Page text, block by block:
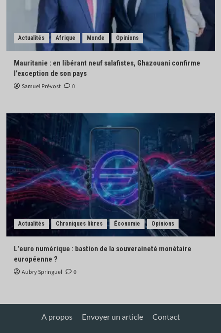
Actualités Afrique Monde Opinions
Mauritanie : en libérant neuf salafistes, Ghazouani confirme
l’exception de son pays
Samuel Prévost 0
Actualités Chroniques libres Économie Opinions
L’euro numérique : bastion de la souveraineté monétaire
européenne ?
Aubry Springuel 0
A propos Envoyer un article Contact